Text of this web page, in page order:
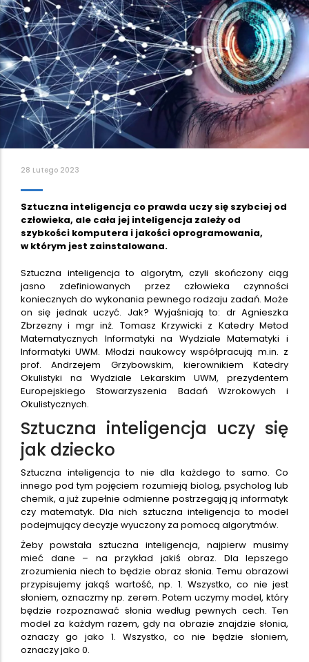
28 Lutego 2023
Sztuczna inteligencja co prawda uczy się szybciej od
człowieka, ale cała jej inteligencja zależy od
szybkości komputera i jakości oprogramowania,
w którym jest zainstalowana.
Sztuczna inteligencja to algorytm, czyli skończony ciąg
jasno zdefiniowanych przez człowieka czynności
koniecznych do wykonania pewnego rodzaju zadań. Może
on się jednak uczyć. Jak? Wyjaśniają to: dr Agnieszka
Zbrzezny i mgr inż. Tomasz Krzywicki z Katedry Metod
Matematycznych Informatyki na Wydziale Matematyki i
Informatyki UWM. Młodzi naukowcy współpracują m.in. z
prof. Andrzejem Grzybowskim, kierownikiem Katedry
Okulistyki na Wydziale Lekarskim UWM, prezydentem
Europejskiego Stowarzyszenia Badań Wzrokowych i
Okulistycznych.
Sztuczna inteligencja uczy się
jak dziecko
Sztuczna inteligencja to nie dla każdego to samo. Co
innego pod tym pojęciem rozumieją biolog, psycholog lub
chemik, a już zupełnie odmienne postrzegają ją informatyk
czy matematyk. Dla nich sztuczna inteligencja to model
podejmujący decyzje wyuczony za pomocą algorytmów.
Żeby powstała sztuczna inteligencja, najpierw musimy
mieć dane – na przykład jakiś obraz. Dla lepszego
zrozumienia niech to będzie obraz słonia. Temu obrazowi
przypisujemy jakąś wartość, np. 1. Wszystko, co nie jest
słoniem, oznaczmy np. zerem. Potem uczymy model, który
będzie rozpoznawać słonia według pewnych cech. Ten
model za każdym razem, gdy na obrazie znajdzie słonia,
oznaczy go jako 1. Wszystko, co nie będzie słoniem,
oznaczy jako 0.